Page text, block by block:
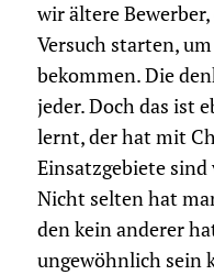
wir ältere
Versuch starten,
bekommen. Die
jeder. Doch das ist
lernt, der hat mit
Einsatzgebiete
Nicht selten hat
den kein anderer
ungewöhnlich sein